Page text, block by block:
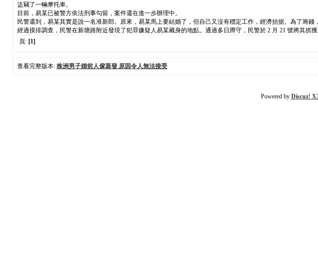
盜竊了一輛摩托車。
目前，易某已被警方依法刑事勾留，案件還在進一步辦理中。
民警還到，易某其實是說一名准新郎。原來，易某馬上要結婚了，但自己又沒有穩定工作，經濟拮据。為了籌錢
經過摸排調查，民警在新塘路附近發現了犯罪嫌疑人易某藏身的地點。通過多日蹲守，民警於 2 月 21 號將其
頁: [1]
查看完整版本: 株洲男子婚前人傢蒸發 原因令人無法接受
Powered by Discuz!